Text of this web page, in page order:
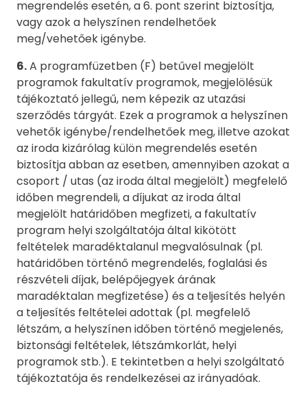
megrendelés esetén, a 6. pont szerint biztosítja,
vagy azok a helyszínen rendelhetőek
meg/vehetőek igénybe.
6.A programfüzetben (F) betűvel megjelölt
programok fakultatív programok, megjelölésük
tájékoztató jellegű, nem képezik az utazási
szerződés tárgyát. Ezek a programok a helyszínen
vehetők igénybe/rendelhetőek meg, illetve azokat
az iroda kizárólag külön megrendelés esetén
biztosítja abban az esetben, amennyiben azokat a
csoport / utas (az iroda által megjelölt) megfelelő
időben megrendeli, a díjukat az iroda által
megjelölt határidőben megfizeti, a fakultatív
program helyi szolgáltatója által kikötött
feltételek maradéktalanul megvalósulnak (pl.
határidőben történő megrendelés, foglalási és
részvételi díjak, belépőjegyek árának
maradéktalan megfizetése) és a teljesítés helyén
a teljesítés feltételei adottak (pl. megfelelő
létszám, a helyszínen időben történő megjelenés,
biztonsági feltételek, létszámkorlát, helyi
programok stb.). E tekintetben a helyi szolgáltató
tájékoztatója és rendelkezései az irányadóak.